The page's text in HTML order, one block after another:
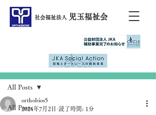
社会福祉法人 児玉福祉会
All Posts
All Posts
orthobios5
2024年7月2日 読了時間: 1分